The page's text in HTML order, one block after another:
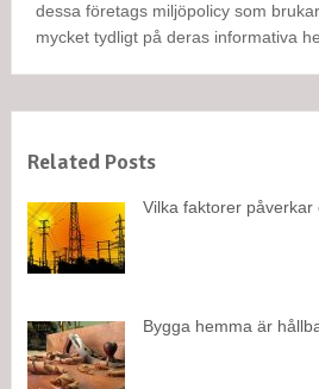
dessa företags miljöpolicy som
mycket tydligt på deras informativa
Related Posts
Vilka faktorer påverkar
Bygga hemma är